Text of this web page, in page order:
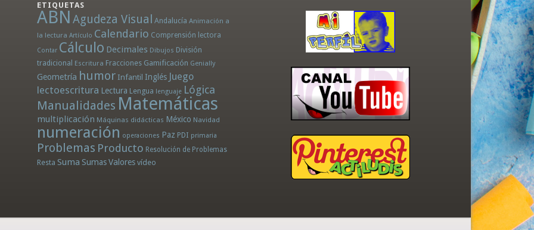
ETIQUETAS
ABN Agudeza Visual Andalucía Animación a
la lectura Artículo Calendario Comprensión lectora
Contar Cálculo Decimales Dibujos División
tradicional Escritura Fracciones Gamificación Genially
Geometría humor Infantil Inglés Juego
lectoescritura Lectura Lengua lenguaje Lógica
Manualidades Matemáticas
multiplicación Máquinas didácticas México Navidad
numeración operaciones Paz PDI primaria
Problemas Producto Resolución de Problemas
Resta Suma SumasValores vídeo